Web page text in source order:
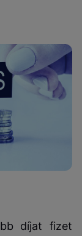
díjat fizet